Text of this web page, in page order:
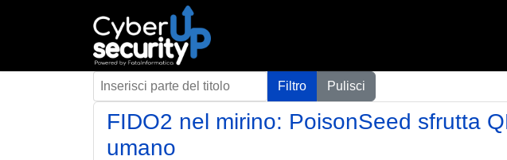
Inserisci parte del titolo Filtro Pulisci
FIDO2 nel mirino: PoisonSeed sfrutta
umano